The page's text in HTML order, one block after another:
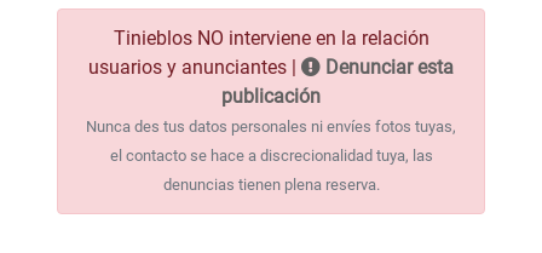
Tinieblos NO interviene en la relación
usuarios y anunciantes |
Denunciar esta
publicación
Nunca des tus datos personales ni envíes fotos tuyas,
el contacto se hace a discrecionalidad tuya, las
denuncias tienen plena reserva.